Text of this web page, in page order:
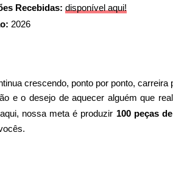
Recebidas: disponível aqui!
2026
crescendo, ponto por ponto, carreira
e o desejo de aquecer alguém que
nossa meta é produzir 100 peças